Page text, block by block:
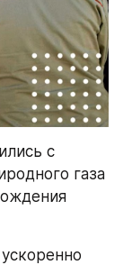
с
газа